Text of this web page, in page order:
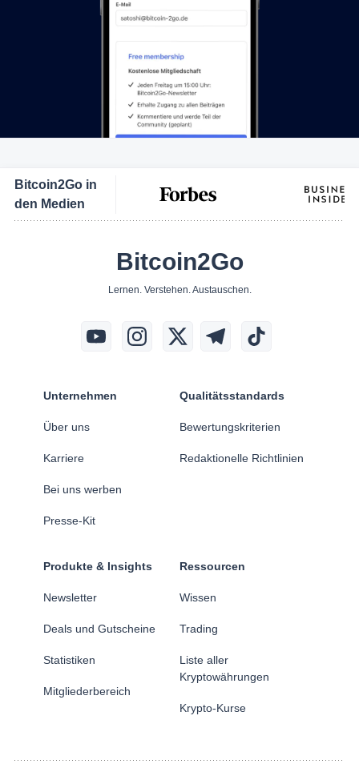
Bitcoin2Go in
den Medien
Bitcoin2Go
Lernen. Verstehen. Austauschen.
Unternehmen
Über uns
Karriere
Bei uns werben
Presse-Kit
Qualitätsstandards
Bewertungskriterien
Redaktionelle Richtlinien
Produkte & Insights
Newsletter
Deals und Gutscheine
Statistiken
Mitgliederbereich
Ressourcen
Wissen
Trading
Liste aller
Kryptowährungen
Krypto-Kurse